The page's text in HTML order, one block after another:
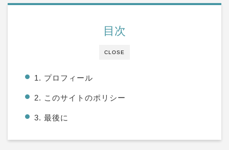
CLOSE
目次
1. プロフィール
2. このサイトのポリシー
3. 最後に